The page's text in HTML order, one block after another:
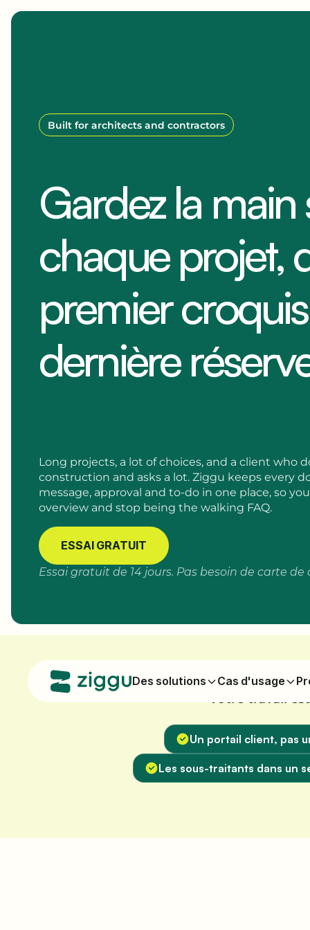
Built for architects and contractors
Gardez la main
chaque projet,
premier
dernière
Long projects, a lot of choices, and a client who
construction and asks a lot. Ziggu keeps every
message, approval and to-do in one place, so
overview and stop being the walking FAQ.
ESSAI GRATUIT
Essai gratuit de 14 jours. Pas besoin de carte de
Des solutions Cas d'usage
Votre travail
Un portail client, pas
Les sous-traitants dans un